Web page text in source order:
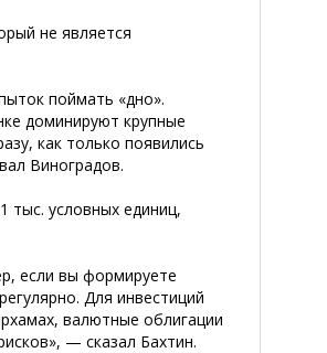
не является
поймать «дно».
доминируют крупные
как только появились
Виноградов.
тыс. условных единиц,
если вы формируете
Для инвестиций
валютные облигации
— сказал Бахтин.